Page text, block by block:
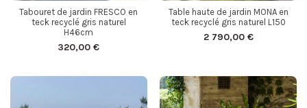
Tabouret de jardin FRESCO en
teck recyclé gris naturel
H46cm
320,00 €
Table haute de jardin MONA en
teck recyclé gris naturel L150
2 790,00 €